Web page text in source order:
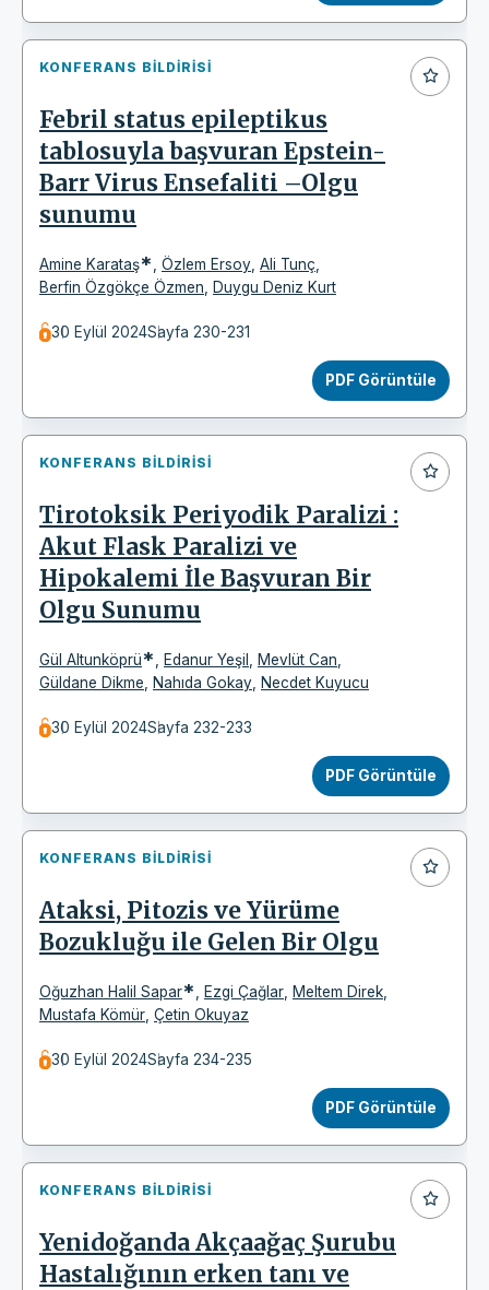
KONFERANS BILDIRISI
Febril status epileptikus
tablosuyla başvuran Epstein-
Barr Virus Ensefaliti –Olgu
sunumu
Amine Karataş* Özlem Ersoy Ali Tunç
Berfin Özgökçe Özmen
Duygu Deniz Kurt
30 Eylül 2024Sayfa 230-231
PDF Görüntüle
KONFERANS BILDIRISI
Tirotoksik Periyodik Paralizi :
Akut Flask Paralizi ve
Hipokalemi İle Başvuran Bir
Olgu Sunumu
Gül Altunköprü* Edanur Yeşil Mevlüt Can
Güldane Dikme
Nahıda Gokay Necdet Kuyucu
30 Eylül 2024Sayfa 232-233
PDF Görüntüle
KONFERANS BILDIRISI
Ataksi, Pitozis ve Yürüme
Bozukluğu ile Gelen Bir Olgu
Oğuzhan Halil Sapar* Ezgi Çağlar Meltem Direk
Mustafa Kömür Çetin Okuyaz
30 Eylül 2024Sayfa 234-235
PDF Görüntüle
KONFERANS BILDIRISI
Yenidoğanda Akçaağaç Şurubu
Hastalığının erken tanı ve